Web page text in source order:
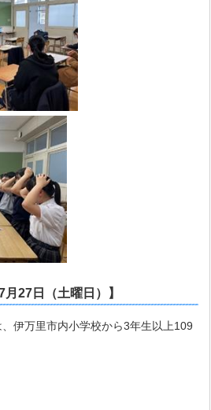
27日（土曜日）】
万里市内小学校から3年生以上109